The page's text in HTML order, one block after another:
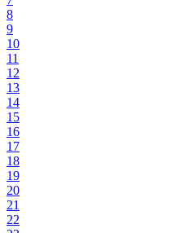
8
9
10
11
12
13
14
15
16
17
18
19
20
21
22